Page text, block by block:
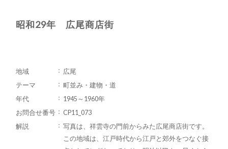
昭和29年 広尾商店街
地域
広尾
テーマ
町並み・建物・道
年代
1945～1960年
お問合せ番号
CP11_073
解説
写真は、祥雲寺の門前からみた広尾商店街です。
この地域は、江戸時代から江戸と郊外をつなぐ接